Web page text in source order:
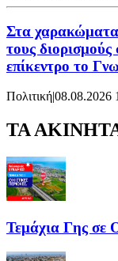
Στα
τους
επίκεντρο το
Πολιτική|08.08.2026
ΤΑ
Τεμάχια Γης σε